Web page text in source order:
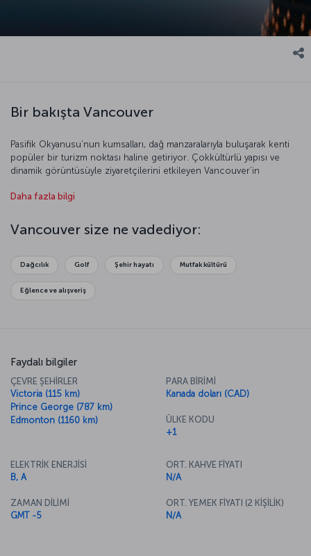
Bir bakışta Vancouver
Pasifik Okyanusu’nun kumsalları, dağ manzaralarıyla buluşarak kenti
popüler bir turizm noktası haline getiriyor. Çokkültürlü yapısı ve
dinamik görüntüsüyle ziyaretçilerini etkileyen Vancouver’in
olduğunu da belirtelim.
Daha fazla bilgi
Vancouver size ne vadediyor:
Dağcılık Golf Şehir hayatı Mutfak kültürü
Eğlence ve alışveriş
Faydalı bilgiler
ÇEVRE ŞEHİRLER
Victoria (115 km)
Prince George (787 km)
Edmonton (1160 km)
PARA BİRİMİ
Kanada doları (CAD)
ÜLKE KODU
+1
ELEKTRİK ENERJİSİ
B, A
ZAMAN DİLİMİ
GMT -5
ORT. KAHVE FİYATI
N/A
ORT. YEMEK FİYATI (2 KİŞİLİK)
N/A